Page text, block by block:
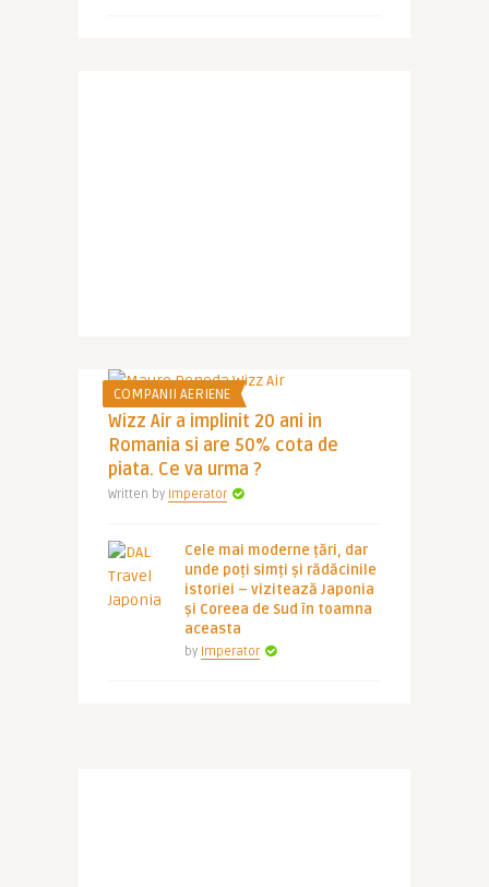
COMPANII AERIENE
Wizz Air a implinit 20 ani in
Romania si are 50% cota de
piata. Ce va urma ?
Written by Imperator
Cele mai moderne țări, dar
unde poți simți și rădăcinile
istoriei – vizitează Japonia
și Coreea de Sud în toamna
aceasta
by Imperator